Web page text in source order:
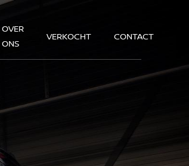
OVER
ONS
VERKOCHT CONTACT